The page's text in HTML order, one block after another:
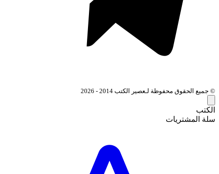
© جميع الحقوق محفوظة لـعصير الكتب 2014 - 2026
الكتب
سلة المشتريات